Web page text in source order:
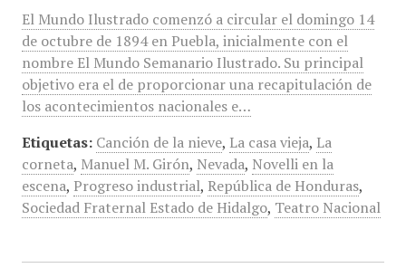
El Mundo Ilustrado comenzó a circular el domingo 14
de octubre de 1894 en Puebla, inicialmente con el
nombre El Mundo Semanario Ilustrado. Su principal
objetivo era el de proporcionar una recapitulación de
los acontecimientos nacionales e…
Etiquetas: Canción de la nieve, La casa vieja, La
corneta, Manuel M. Girón, Nevada, Novelli en la
escena, Progreso industrial, República de Honduras,
Sociedad Fraternal Estado de Hidalgo, Teatro Nacional